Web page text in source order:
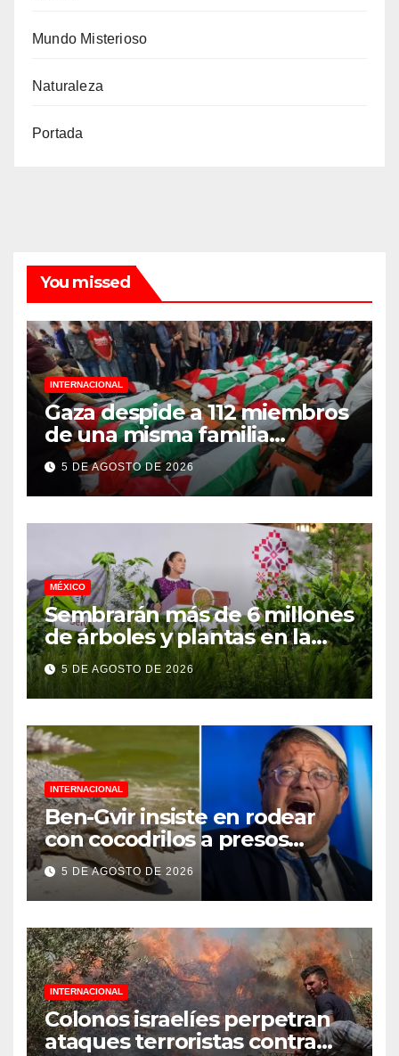
Mundo Misterioso
Naturaleza
Portada
You missed
INTERNACIONAL
Gaza despide a 112 miembros
de una misma familia
asesinados durante el
genocidio
5 DE AGOSTO DE 2026
MÉXICO
Sembrarán más de 6 millones
de árboles y plantas en la
Jornada Nacional de
Reforestación 2026
5 DE AGOSTO DE 2026
INTERNACIONAL
Ben-Gvir insiste en rodear
con cocodrilos a presos
palestinos
5 DE AGOSTO DE 2026
INTERNACIONAL
Colonos israelíes perpetran
ataques terroristas contra